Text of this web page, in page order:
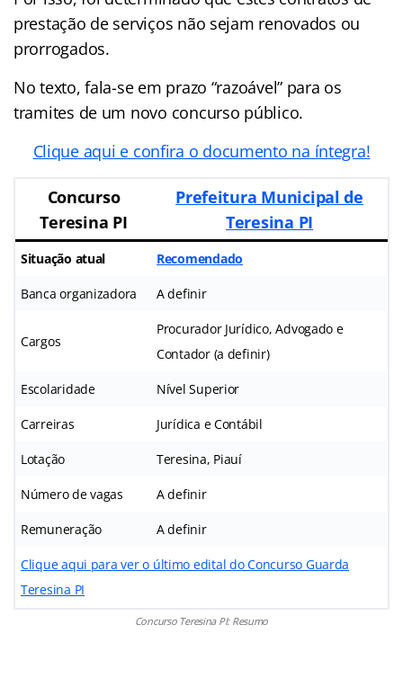
prestação de serviços não sejam renovados ou
prorrogados.
No texto, fala-se em prazo “razoável” para os
tramites de um novo concurso público.
Clique aqui e confira o documento na íntegra!
Concurso
Teresina PI
Prefeitura Municipal de
Teresina PI
Situação atual Recomendado
Banca organizadora A definir
Cargos
Procurador Jurídico, Advogado e
Contador (a definir)
Escolaridade Nível Superior
Carreiras Jurídica e Contábil
Lotação Teresina, Piauí
Número de vagas A definir
Remuneração A definir
Clique aqui para ver o último edital do Concurso Guarda
Teresina PI
Concurso Teresina PI: Resumo